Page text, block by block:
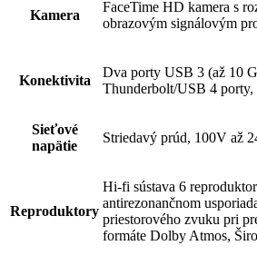
Kamera
FaceTime HD kamera s
obrazovým signálovým
Konektivita
Dva porty USB 3 (až 10
Thunderbolt/USB 4 porty,
Sieťové
napätie
Striedavý prúd, 100V až
Reproduktory
Hi-fi sústava 6
antirezonančnom
priestorového zvuku pri
formáte Dolby Atmos,